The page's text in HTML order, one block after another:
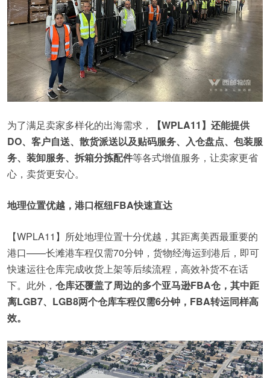
为了满足卖家多样化的出海需求，
【WPLA11】还能提供
DO、客户自送、散货派送以及贴码服务、入仓盘点、包装服
务、装卸服务、拆箱分拣配件等各式增值服务，让卖家更省
心，卖货更安心。
地理位置优越，港口枢纽FBA快速直达
【WPLA11】所处地理位置十分优越，其距离美西最重要的
港口——长滩港车程仅需70分钟，货物经海运到港后，即可
快速运往仓库完成收货上架等后续流程，高效补货不在话
下。此外， 仓库还覆盖了周边的多个亚马逊FBA仓，其中距
离LGB7、LGB8两个仓库车程仅需6分钟，FBA转运同样高
效。